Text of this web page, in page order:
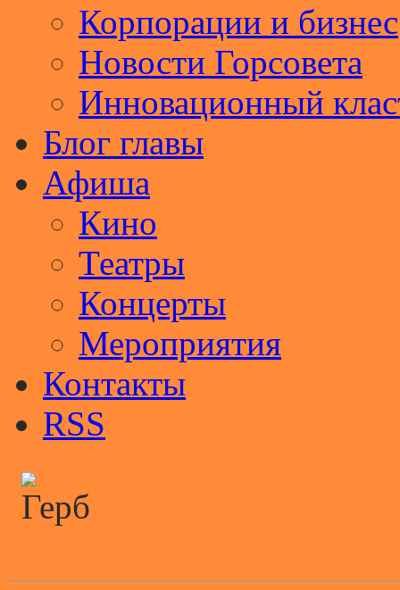
Корпорации и бизнес
Новости Горсовета
Инновационный
Блог главы
Афиша
Кино
Театры
Концерты
Мероприятия
Контакты
RSS